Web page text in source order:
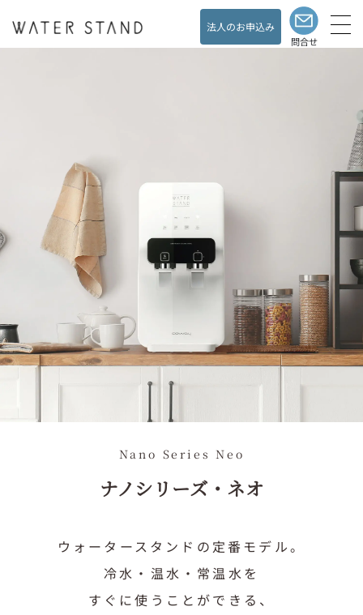
法人のお申込み
問合せ
ショールーム
よくある質問 Support／FAQ
お客様の声 Customer's Voice
ウォータースタンドの
ある暮らし
Living with a
WaterStand
採用情報 Recruit
法人のお申込み For Corporations
資料請求・お問合せ
0120-032-114
Nano Series Neo
ナノシリーズ・ネオ
ウォータースタンドの定番モデル。
冷水・温水・常温水を
すぐに使うことができる、